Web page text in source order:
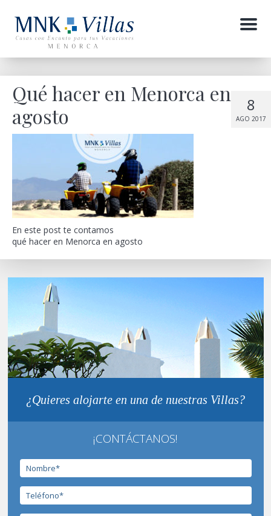
Menu
8
AGO 2017
Qué hacer en Menorca en
agosto
En este post te contamos
qué hacer en Menorca en agosto
¿Quieres alojarte en una de nuestras Villas?
¡CONTÁCTANOS!